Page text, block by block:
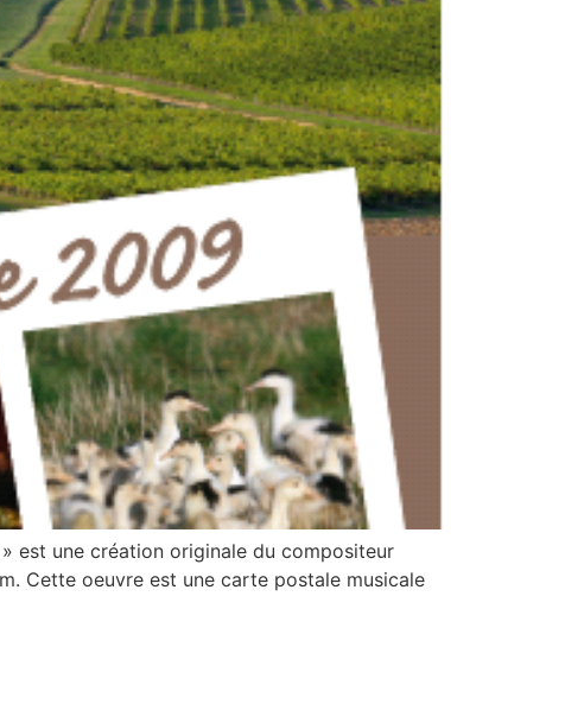
est une création originale du compositeur
Cette oeuvre est une carte postale musicale